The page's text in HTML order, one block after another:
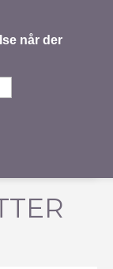
når der